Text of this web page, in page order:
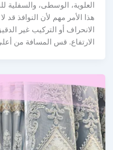
العلوية، الوسطى، والسفلية
هذا الأمر مهم لأن النوافذ قد
الانحراف أو التركيب غير
الارتفاع. قس المسافة من أعلى